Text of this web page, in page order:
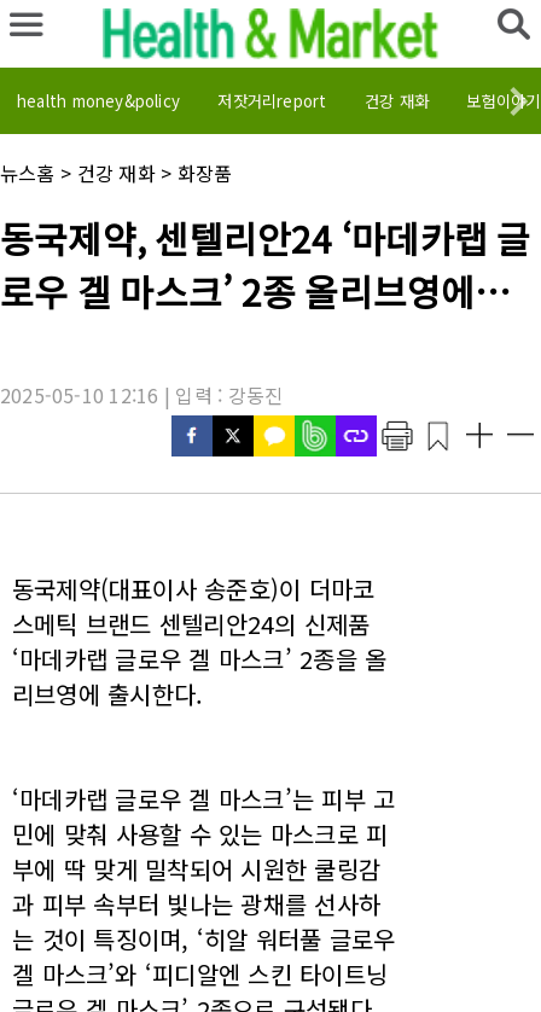
health money&policy 저잣거리report 건강 재화 보험이야기
채
널
:
뉴스홈 > 건강 재화> 화장품
기
사
목
:
동국제약, 센텔리안24 ‘마데카랩 글
로우 겔 마스크’ 2종 올리브영에서
2025-05-10 12:16 | 입력 : 강동진
동국제약(대표이사 송준호)이 더마코
스메틱 브랜드 센텔리안24의 신제품
‘마데카랩 글로우 겔 마스크’ 2종을 올
리브영에 출시한다.
‘마데카랩 글로우 겔 마스크’는 피부 고
민에 맞춰 사용할 수 있는 마스크로 피
부에 딱 맞게 밀착되어 시원한 쿨링감
과 피부 속부터 빛나는 광채를 선사하
는 것이 특징이며, ‘히알 워터풀 글로우
겔 마스크’와 ‘피디알엔 스킨 타이트닝